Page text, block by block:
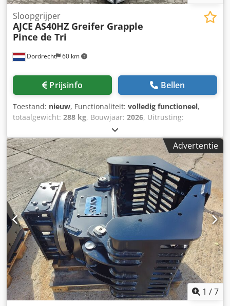
Dordrecht 60 km
Sloopgrijper
AJCE AS40HZ Greifer Grapple
Pince de Tri
Prijsinfo Bellen
Toestand: nieuw, Functionaliteit: volledig functioneel,
totaalgewicht: 288 kg, Bouwjaar: 2026, Uitrusting:
, AJCE Europe AS40HZ grapple is 288kg
non-rotating grapple. Standard S-adapter, changeable
blades safety/holding cylinder valve valve. It is reinforced
model which is suitable for heavy demolition job. We have
complete range of selector grapples available from 75kg to
2000kg in our Netherlands warehouse. Dsdpfex Tgunox
Agnjck Feel free to contact us for details. We can ship
worldwide. grijper, gripen, Pince de Tri, Greifer, Grapin,
Advertentie
1 /7